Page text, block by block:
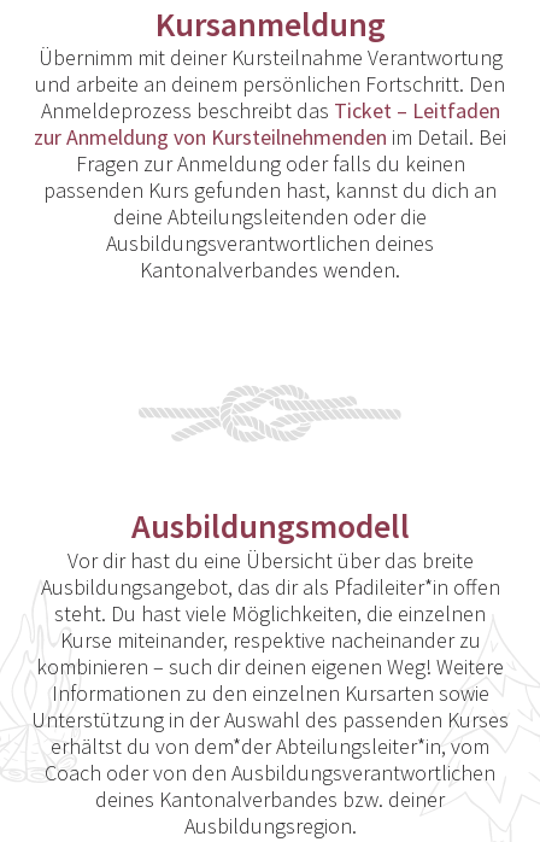
Kursanmeldung
Übernimm mit deiner Kursteilnahme Verantwortung
und arbeite an deinem persönlichen Fortschritt. Den
Anmeldeprozess beschreibt das Ticket – Leitfaden
zur Anmeldung von Kursteilnehmenden im Detail. Bei
Fragen zur Anmeldung oder falls du keinen
passenden Kurs gefunden hast, kannst du dich an
deine Abteilungsleitenden oder die
Ausbildungsverantwortlichen deines
Kantonalverbandes wenden.
Ausbildungsmodell
Vor dir hast du eine Übersicht über das breite
Ausbildungsangebot, das dir als Pfadileiter*in offen
steht. Du hast viele Möglichkeiten, die einzelnen
Kurse miteinander, respektive nacheinander zu
kombinieren – such dir deinen eigenen Weg! Weitere
Informationen zu den einzelnen Kursarten sowie
Unterstützung in der Auswahl des passenden Kurses
erhältst du von dem*der Abteilungsleiter*in, vom
Coach oder von den Ausbildungsverantwortlichen
deines Kantonalverbandes bzw. deiner
Ausbildungsregion.